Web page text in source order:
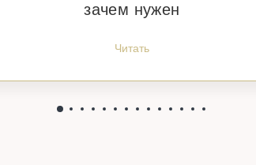
зачем нужен
Читать